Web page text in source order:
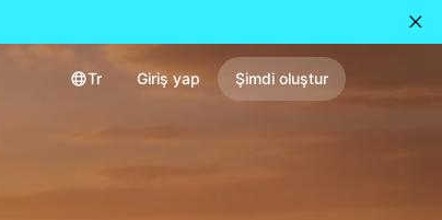
Tr Giriş yap Şimdi oluştur